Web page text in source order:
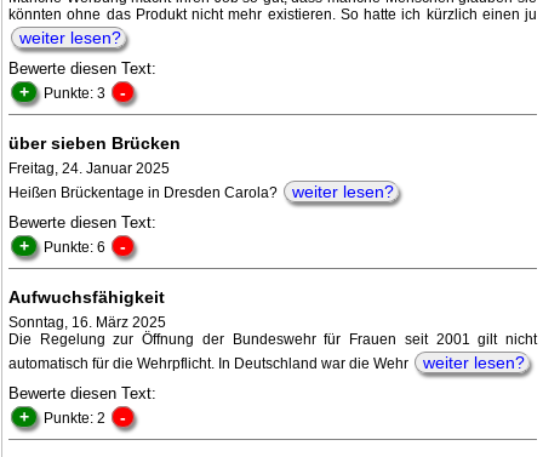
könnten ohne das Produkt nicht mehr existieren. So hatte ich kürzlich einen ju
weiter lesen?
Bewerte diesen Text:
+ Punkte: 3 -
über sieben Brücken
Freitag, 24. Januar 2025
Heißen Brückentage in Dresden Carola?
weiter lesen?
Bewerte diesen Text:
+ Punkte: 6 -
Aufwuchsfähigkeit
Sonntag, 16. März 2025
Die Regelung zur Öffnung der Bundeswehr für Frauen seit 2001 gilt nicht
automatisch für die Wehrpflicht. In Deutschland war die Wehr
weiter lesen?
Bewerte diesen Text:
+ Punkte: 2 -